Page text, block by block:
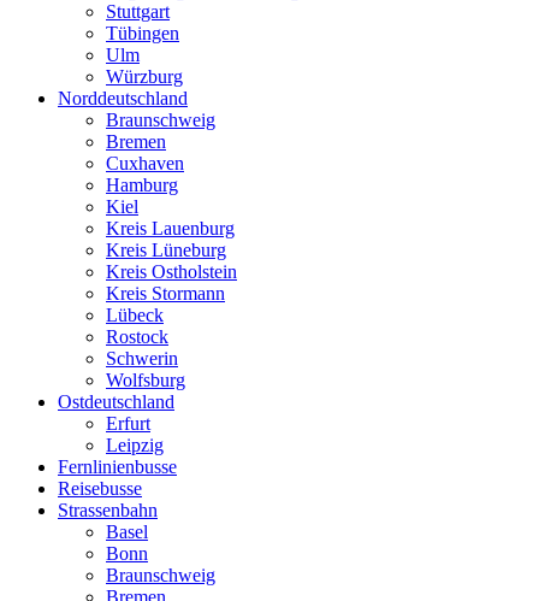
Stuttgart
Tübingen
Ulm
Würzburg
Norddeutschland
Braunschweig
Bremen
Cuxhaven
Hamburg
Kiel
Kreis Lauenburg
Kreis Lüneburg
Kreis Ostholstein
Kreis Stormann
Lübeck
Rostock
Schwerin
Wolfsburg
Ostdeutschland
Erfurt
Leipzig
Fernlinienbusse
Reisebusse
Strassenbahn
Basel
Bonn
Braunschweig
Bremen